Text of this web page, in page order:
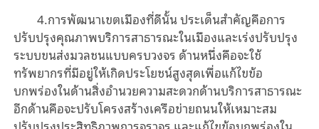
4.การพัฒนาเขตเมืองที่ดีนั้น ประเด็นสำคัญคือการ
ปรับปรุงคุณภาพบริการสาธารณะในเมืองและเร่งปรับปรุง
ระบบขนส่งมวลชนแบบครบวงจร ด้านหนึ่งคือจะใช้
ทรัพยากรที่มีอยู่ให้เกิดประโยชน์สูงสุดเพื่อแก้ไขข้อ
บกพร่องในด้านสิ่งอำนวยความสะดวกด้านบริการสาธารณะ
อีกด้านคือจะปรับโครงสร้างเครือข่ายถนนให้เหมาะสม